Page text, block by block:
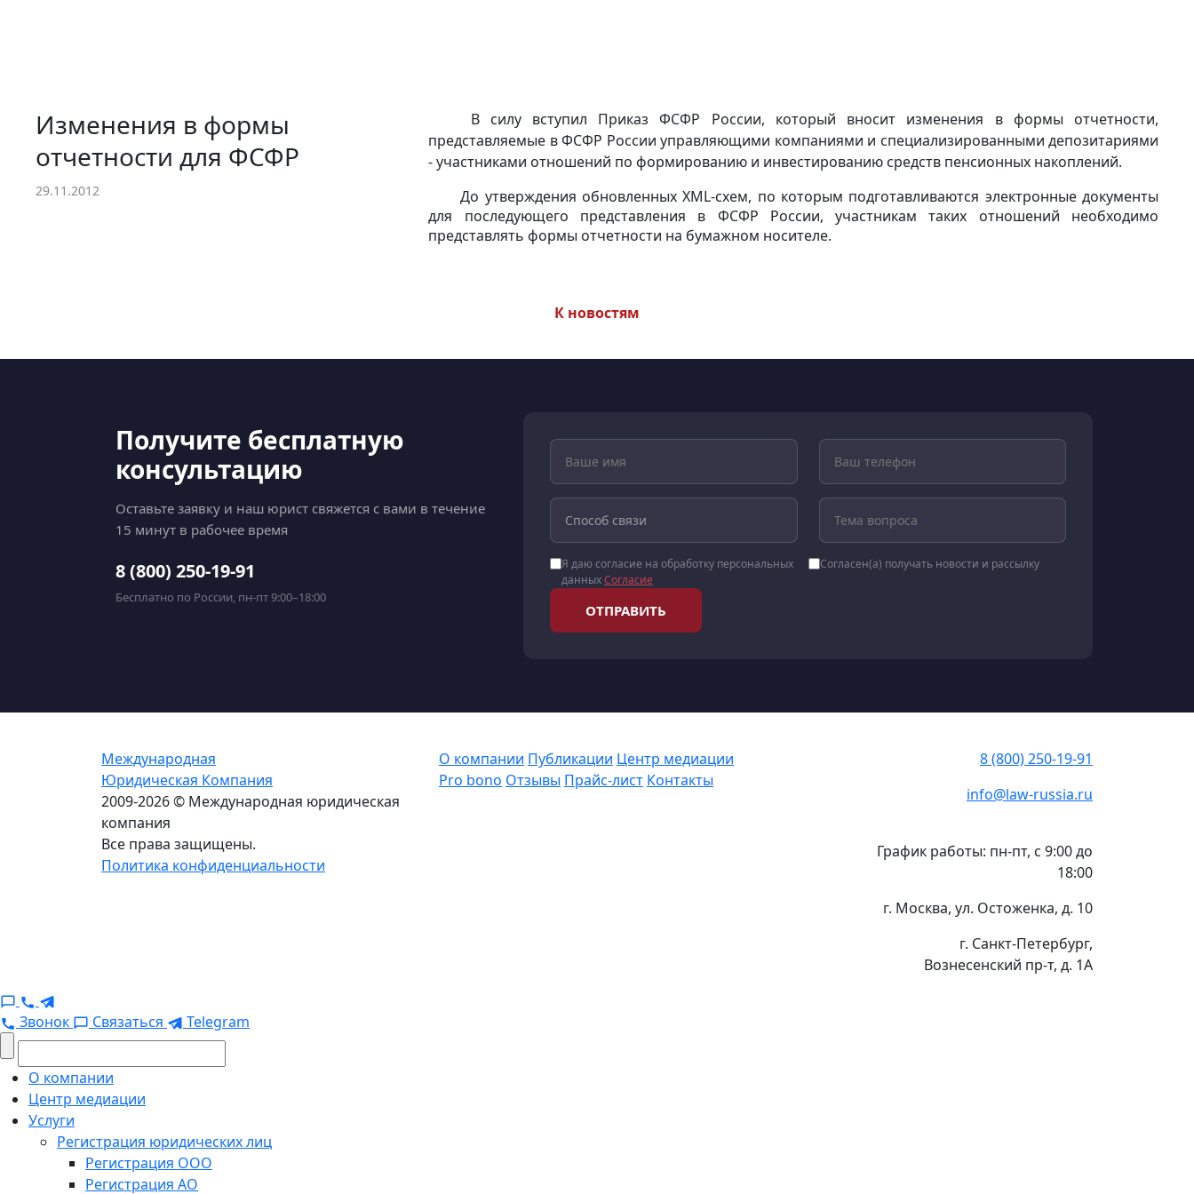
Изменения в формы
отчетности для ФСФР
29.11.2012
В силу вступил Приказ ФСФР России, который вносит изменения в формы отчетности,
представляемые в ФСФР России управляющими компаниями и специализированными депозитариями
- участниками отношений по формированию и инвестированию средств пенсионных накоплений.
До утверждения обновленных XML-схем, по которым подготавливаются электронные документы
для последующего представления в ФСФР России, участникам таких отношений необходимо
представлять формы отчетности на бумажном носителе.
К новостям
Получите бесплатную
консультацию
Оставьте заявку и наш юрист свяжется с вами в течение
15 минут в рабочее время
8 (800) 250-19-91
Бесплатно по России, пн-пт 9:00–18:00
Я даю согласие на обработку персональных
данныхСогласие
Согласен(а) получать новости и рассылку
ОТПРАВИТЬ
Международная
Юридическая Компания
2009-2026 © Международная юридическая
компания
Все права защищены.
Политика конфиденциальности
О компании Публикации Центр медиации
Pro bono Отзывы Прайс-лист Контакты
8 (800) 250-19-91
info@law-russia.ru
График работы: пн-пт, с 9:00 до
18:00
г. Москва, ул. Остоженка, д. 10
г. Санкт-Петербург,
Вознесенский пр-т, д. 1А
Звонок Связаться Telegram
О компании
Центр медиации
Услуги
Регистрация юридических лиц
Регистрация ООО
Регистрация АО